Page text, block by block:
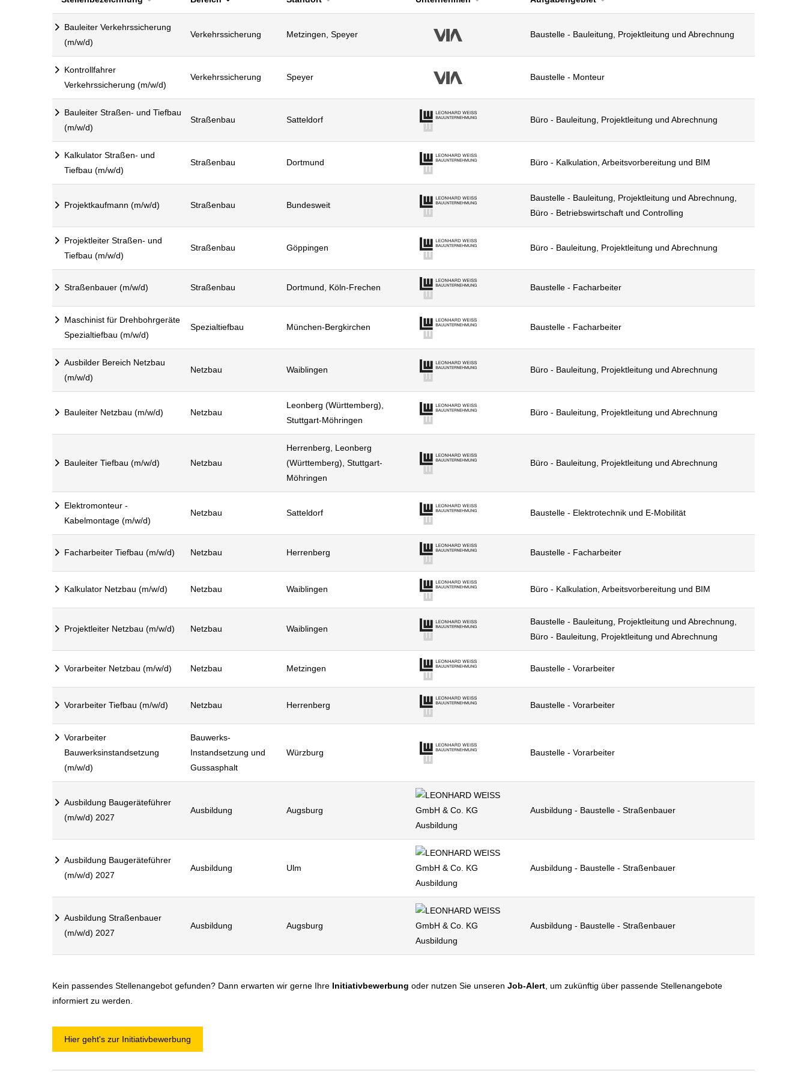
Bauleiter Verkehrssicherung
(m/w/d)
Verkehrssicherung Metzingen, Speyer Baustelle - Bauleitung, Projektleitung und Abrechnung
Kontrollfahrer
Verkehrssicherung (m/w/d)
Verkehrssicherung Speyer Baustelle - Monteur
Bauleiter Straßen- und Tiefbau
(m/w/d)
Straßenbau Satteldorf Büro - Bauleitung, Projektleitung und Abrechnung
Kalkulator Straßen- und
Tiefbau (m/w/d)
Straßenbau Dortmund Büro - Kalkulation, Arbeitsvorbereitung und BIM
Projektkaufmann (m/w/d) Straßenbau Bundesweit
Baustelle - Bauleitung, Projektleitung und Abrechnung,
Büro - Betriebswirtschaft und Controlling
Projektleiter Straßen- und
Tiefbau (m/w/d)
Straßenbau Göppingen Büro - Bauleitung, Projektleitung und Abrechnung
Straßenbauer (m/w/d) Straßenbau Dortmund, Köln-Frechen Baustelle - Facharbeiter
Maschinist für Drehbohrgeräte
Spezialtiefbau (m/w/d)
Spezialtiefbau München-Bergkirchen Baustelle - Facharbeiter
Ausbilder Bereich Netzbau
(m/w/d)
Netzbau Waiblingen Büro - Bauleitung, Projektleitung und Abrechnung
Bauleiter Netzbau (m/w/d) Netzbau
Leonberg (Württemberg),
Stuttgart-Möhringen
Büro - Bauleitung, Projektleitung und Abrechnung
Bauleiter Tiefbau (m/w/d) Netzbau
Herrenberg, Leonberg
(Württemberg), Stuttgart-
Möhringen
Büro - Bauleitung, Projektleitung und Abrechnung
Elektromonteur -
Kabelmontage (m/w/d)
Netzbau Satteldorf Baustelle - Elektrotechnik und E-Mobilität
Facharbeiter Tiefbau (m/w/d) Netzbau Herrenberg Baustelle - Facharbeiter
Kalkulator Netzbau (m/w/d) Netzbau Waiblingen Büro - Kalkulation, Arbeitsvorbereitung und BIM
Projektleiter Netzbau (m/w/d) Netzbau Waiblingen
Baustelle - Bauleitung, Projektleitung und Abrechnung,
Büro - Bauleitung, Projektleitung und Abrechnung
Vorarbeiter Netzbau (m/w/d) Netzbau Metzingen Baustelle - Vorarbeiter
Vorarbeiter Tiefbau (m/w/d) Netzbau Herrenberg Baustelle - Vorarbeiter
Vorarbeiter
Bauwerksinstandsetzung
(m/w/d)
Bauwerks-
Instandsetzung und
Gussasphalt
Würzburg Baustelle - Vorarbeiter
Ausbildung Baugeräteführer
(m/w/d) 2027
Ausbildung Augsburg Ausbildung - Baustelle - Straßenbauer
Ausbildung Baugeräteführer
(m/w/d) 2027
Ausbildung Ulm Ausbildung - Baustelle - Straßenbauer
Ausbildung Straßenbauer
(m/w/d) 2027
Ausbildung Augsburg Ausbildung - Baustelle - Straßenbauer
Kein passendes Stellenangebot gefunden? Dann erwarten wir gerne Ihre Initiativbewerbung oder nutzen Sie unseren Job-Alert , um zukünftig über passende Stellenangebote
informiert zu werden.
Hier geht's zur Initiativbewerbung